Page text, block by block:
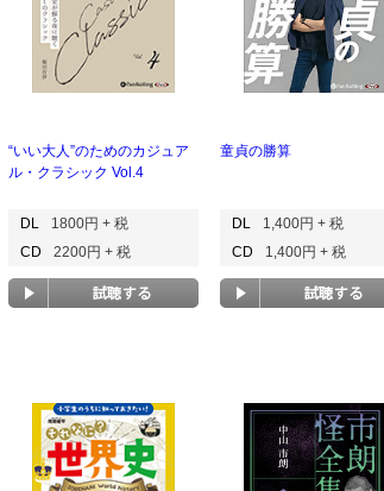
“いい大人”のためのカジュア
ル・クラシック Vol.4
DL
1800円 + 税
CD
2200円 + 税
童貞の勝算
DL
1,400円 + 税
CD
1,400円 + 税